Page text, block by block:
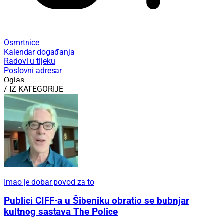
Osmrtnice
Kalendar događanja
Radovi u tijeku
Poslovni adresar
Oglas
/ IZ KATEGORIJE
Imao je dobar povod za to
Publici CIFF-a u Šibeniku obratio se bubnjar
kultnog sastava The Police